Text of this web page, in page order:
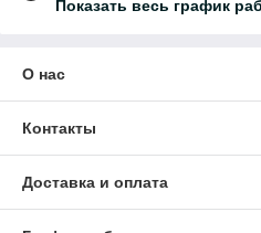
Показать весь график
О нас
Контакты
Доставка и оплата